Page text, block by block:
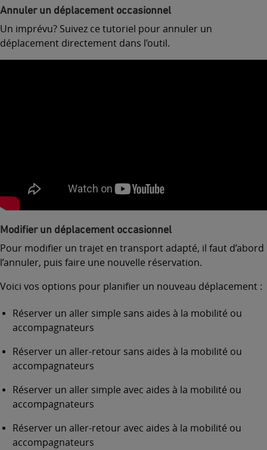
Annuler un déplacement occasionnel
Un imprévu? Suivez ce tutoriel pour annuler un
déplacement directement dans l’outil.
Modifier un déplacement occasionnel
Pour modifier un trajet en transport adapté, il faut d’abord
l’annuler, puis faire une nouvelle réservation.
Voici vos options pour planifier un nouveau déplacement :
Réserver un aller simple sans aides à la mobilité ou
accompagnateurs
Réserver un aller-retour sans aides à la mobilité ou
accompagnateurs
Réserver un aller simple avec aides à la mobilité ou
accompagnateurs
Réserver un aller-retour avec aides à la mobilité ou
accompagnateurs